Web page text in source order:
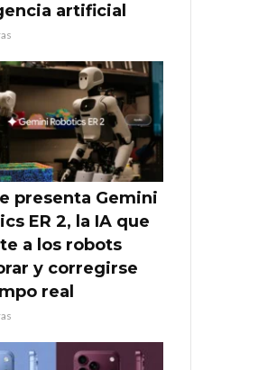
artificial
presenta Gemini
ER 2, la IA que
a los robots
y corregirse
real